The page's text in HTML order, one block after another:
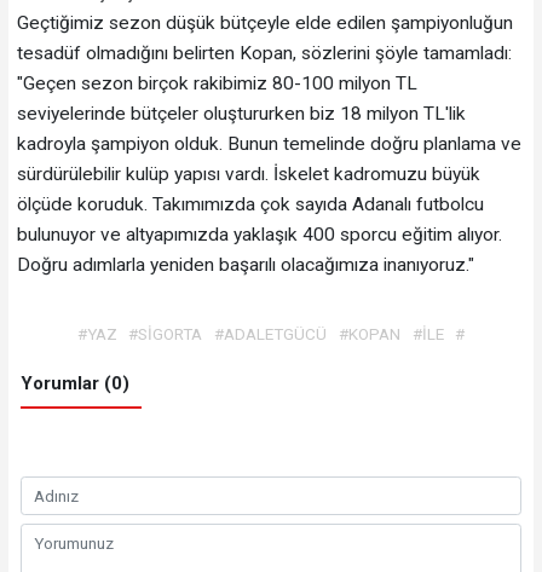
Geçtiğimiz sezon düşük bütçeyle elde edilen şampiyonluğun
tesadüf olmadığını belirten Kopan, sözlerini şöyle tamamladı:
"Geçen sezon birçok rakibimiz 80-100 milyon TL
seviyelerinde bütçeler oluştururken biz 18 milyon TL'lik
kadroyla şampiyon olduk. Bunun temelinde doğru planlama ve
sürdürülebilir kulüp yapısı vardı. İskelet kadromuzu büyük
ölçüde koruduk. Takımımızda çok sayıda Adanalı futbolcu
bulunuyor ve altyapımızda yaklaşık 400 sporcu eğitim alıyor.
Doğru adımlarla yeniden başarılı olacağımıza inanıyoruz."
#YAZ #SİGORTA #ADALETGÜCÜ #KOPAN #İLE #
Yorumlar (0)